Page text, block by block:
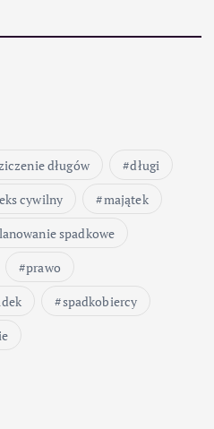
długów
długi
cywilny
majątek
spadkowe
prawo
spadkobiercy